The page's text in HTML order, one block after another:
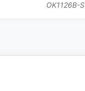
OK1126B-